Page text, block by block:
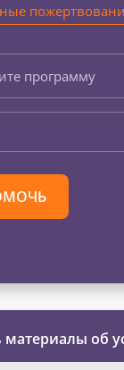
программу
материалы об